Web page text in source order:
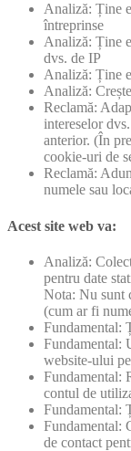
Analiză: Ține
întreprinse
Analiză: Ține
dvs. de IP
Analiză: Ține
Analiză:
Reclamă:
intereselor
anterior. (În
cookie-uri de
Reclamă:
numele sau
Acest site web va:
Analiză:
pentru date
Nota: Nu sunt
(cum ar fi
Fundamental:
Fundamental:
website-ului
Fundamental:
contul de
Fundamental:
Fundamental:
de contact